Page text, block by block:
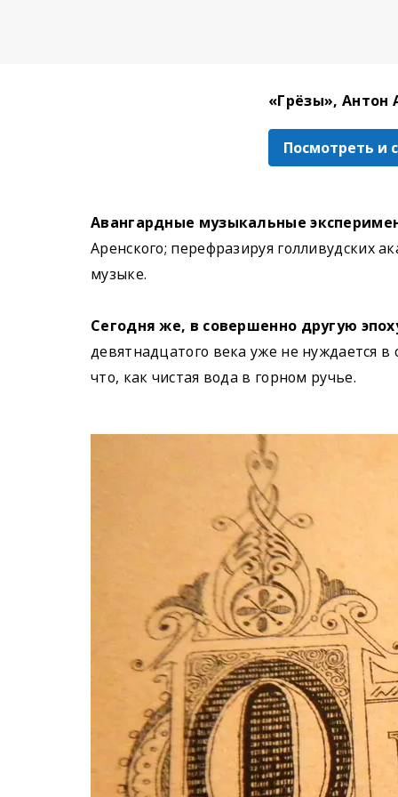
«Грёзы», Антон
Посмотреть и
Авангардные музыкальные
Аренского; перефразируя голливудских
музыке.
Сегодня же, в совершенно другую
девятнадцатого века уже не нуждается
что, как чистая вода в горном ручье.